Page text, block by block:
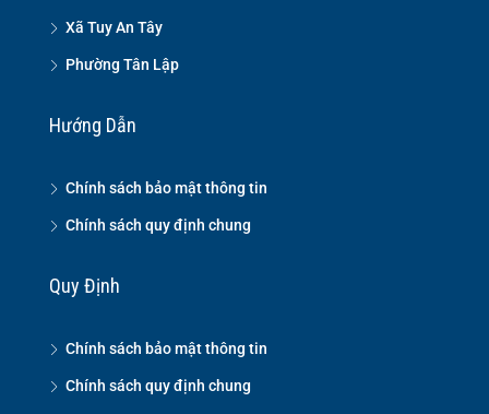
Xã Tuy An Tây
Phường Tân Lập
Hướng Dẫn
Chính sách bảo mật thông tin
Chính sách quy định chung
Quy Định
Chính sách bảo mật thông tin
Chính sách quy định chung